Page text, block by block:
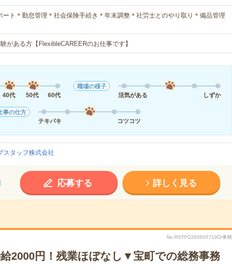
ート＊勤怠管理＊社会保険手続き＊年末調整＊社労士とのやり取り＊備品管理
がある方【FlexibleCAREERのお仕事です】
40代 50代 60代
職場の様子
活気がある
しずか
事の仕方
テキパキ
コツコツ
スタッフ株式会社
応募する 詳しく見る
No.RSTFO260805719D/事務
給2000円！残業ほぼなし▼宝町での総務事務